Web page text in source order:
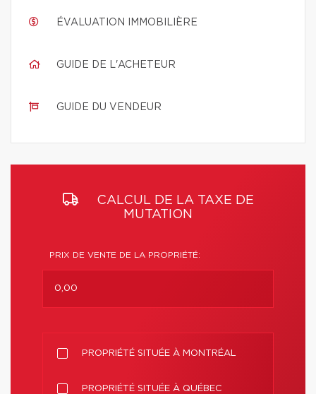
ÉVALUATION IMMOBILIÈRE
GUIDE DE L'ACHETEUR
GUIDE DU VENDEUR
CALCUL DE LA TAXE DE
MUTATION
PRIX DE VENTE DE LA PROPRIÉTÉ:
PROPRIÉTÉ SITUÉE À MONTRÉAL
PROPRIÉTÉ SITUÉE À QUÉBEC